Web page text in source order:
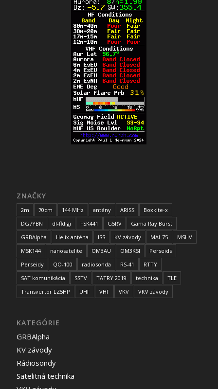
ZNAČKY
2m 70cm 144 MHz antény ARISS
Boxkite-x
DG7YBN
dl-fldigi FSK441 G5RV
Gama Ray Burst
GRBAlpha
Helix anténa ISS KV závody MAI-75
MSHV
MSK144
nanosatelite OM3AU OM3KSI
Perseids
Perseidy
QO-100 radiosonda RS-41
RTTY
SAT komunikácia
SSTV TATRY 2019 technika
TLE
Transvertor LZ5HP
UHF VHF VKV VKV závody
KATEGÓRIE
GRBAlpha
KV závody
Rádiosondy
Satelitná technika